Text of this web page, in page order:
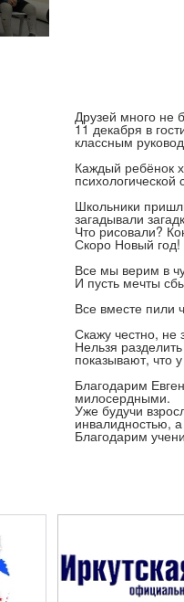
Друзей много не
11 декабря в
классным
Каждый ребёнок
Школьники
загадывали
Что рисовали?
Скоро Новый
Все мы верим в
И пусть мечты
Все вместе пили
Скажу честно,
Нельзя
показывают, что
Благодарим
милосердными.
Уже будучи
инвалидностью,
Благодарим